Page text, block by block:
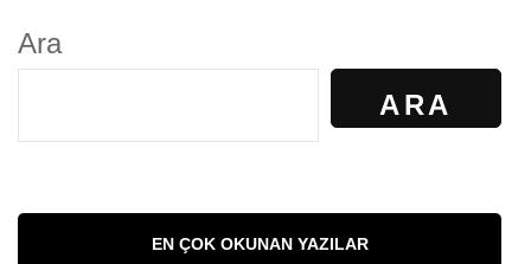
Ara
ARA
EN ÇOK OKUNAN YAZILAR